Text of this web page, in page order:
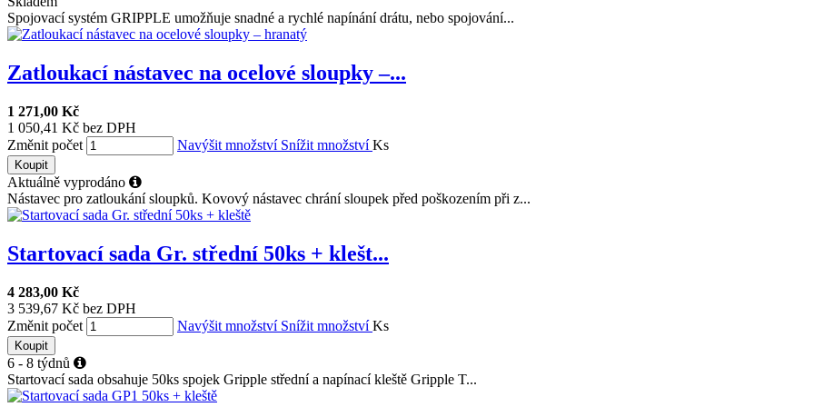
Spojovací systém GRIPPLE umožňuje snadné a rychlé napínání drátu, nebo spojování...
Zatloukací nástavec na ocelové sloupky –...
1 271,00 Kč
1 050,41 Kč bez DPH
Změnit počet
Navýšit množství Snížit množstvíKs
Koupit
Aktuálně vyprodáno
Nástavec pro zatloukání sloupků. Kovový nástavec chrání sloupek před poškozením při z...
Startovací sada Gr. střední 50ks + klešt...
4 283,00 Kč
3 539,67 Kč bez DPH
Změnit počet
Navýšit množství Snížit množstvíKs
Koupit
6 - 8 týdnů
Startovací sada obsahuje 50ks spojek Gripple střední a napínací kleště Gripple T...